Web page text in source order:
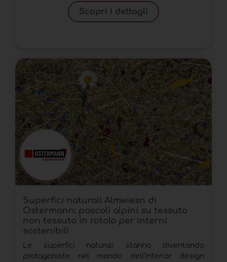
Scopri i dettagli
Superfici naturali Almwiesn di
Ostermann: pascoli alpini su tessuto
non tessuto in rotolo per interni
sostenibili
Le superfici naturali stanno diventando
protagoniste nel mondo dell’interior design